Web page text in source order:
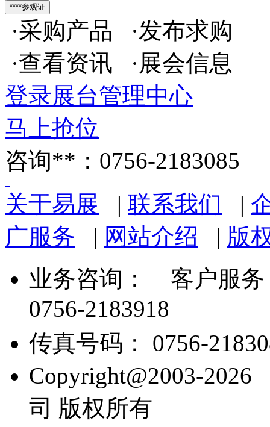
·采购产品 ·发布求购
·查看资讯 ·展会信息
登录展台管理中心
马上抢位
咨询**：0756-2183085
关于易展 | 联系我们 |
广服务 | 网站介绍 | 版
业务咨询：
客户服务
0756-2183918
传真号码： 0756-
Copyright@2003-
司 版权所有